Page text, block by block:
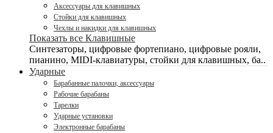
Аксессуары для клавишных
Стойки для клавишных
Чехлы и накидки для клавишных
Показать все Клавишные
Синтезаторы, цифровые фортепиано, цифровые рояли,
пианино, MIDI-клавиатуры, стойки для клавишных, ба..
Ударные
Барабанные палочки, аксессуары
Рабочие барабаны
Тарелки
Ударные установки
Электронные барабаны